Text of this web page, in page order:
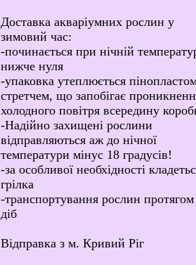
Доставка акваріумних рослин у
зимовий час:
-починається при нічній
нижче нуля
-упаковка утеплюється
стретчем, що запобігає
холодного повітря всередину
-Надійно захищені рослини
відправляються аж до нічної
температури мінус 18 градусів!
-за особливої необхідності
грілка
-транспортування рослин
діб
Відправка з м. Кривий Ріг